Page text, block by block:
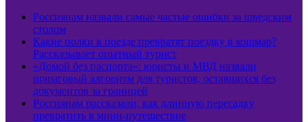
Россиянам назвали самые частые ошибки за шведским
столом
Какие полки в поезде превратят поездку в кошмар?
Рассказывает опытный турист
«Домой без паспорта»: юристы и МВД назвали
пошаговый алгоритм для туристов, оставшихся без
документов за границей
Россиянам рассказали, как длинную пересадку
превратить в мини-путешествие